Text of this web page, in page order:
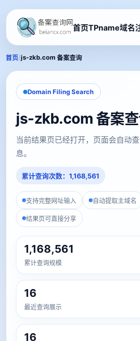
首页TPname域名
首页/js-zkb.com 备案查询
Domain Filing Search
js-zkb.com 备案
当前结果页已经打开，页面会自动
息。
累计查询次数：1,168,561
支持完整网址输入 自动提取主域名
结果页可直接分享
1,168,561
累计查询规模
16
最近查询展示
16